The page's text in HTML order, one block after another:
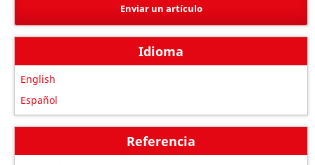
Enviar un artículo
Idioma
English
Español
Referencia